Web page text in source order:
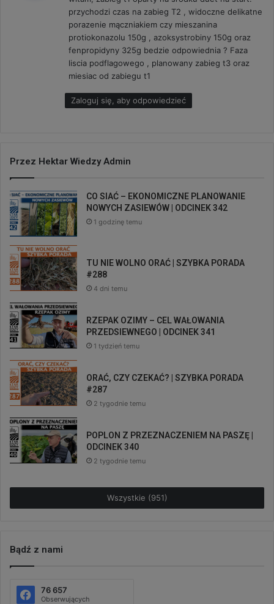
z
e
:
przychodzi czas na zabieg T2 , widoczne delikatne
porazenie mączniakiem czy mieszanina
protiokonazolu 150g , azoksystrobiny 150g oraz
fenpropidyny 325g bedzie odpowiednia ? Faza
liscia podflagowego , planowany zabieg t3 oraz
miesiac od zabiegu t1
Zaloguj się, aby odpowiedzieć
Przez Hektar Wiedzy Admin
CO SIAĆ – EKONOMICZNE PLANOWANIE
NOWYCH ZASIEWÓW | ODCINEK 342
1 godzinę temu
TU NIE WOLNO ORAĆ | SZYBKA PORADA
#288
4 dni temu
RZEPAK OZIMY – CEL WAŁOWANIA
PRZEDSIEWNEGO | ODCINEK 341
1 tydzień temu
ORAĆ, CZY CZEKAĆ? | SZYBKA PORADA
#287
2 tygodnie temu
POPLON Z PRZEZNACZENIEM NA PASZĘ |
ODCINEK 340
2 tygodnie temu
Wszystkie (951)
Bądź z nami
76 657
Obserwujących